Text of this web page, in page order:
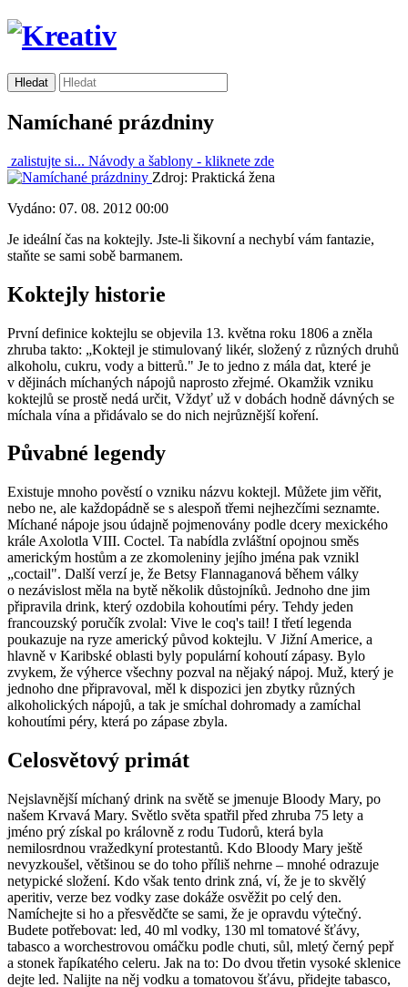
Namíchané prázdniny
zalistujte si... Návody a šablony - kliknete zde
Zdroj: Praktická žena
Vydáno: 07. 08. 2012 00:00
Je ideální čas na koktejly. Jste-li šikovní a nechybí vám fantazie,
staňte se sami sobě barmanem.
Koktejly historie
První definice koktejlu se objevila 13. května roku 1806 a zněla
zhruba takto: „Koktejl je stimulovaný likér, složený z různých druhů
alkoholu, cukru, vody a bitterů." Je to jedno z mála dat, které je
v dějinách míchaných nápojů naprosto zřejmé. Okamžik vzniku
koktejlů se prostě nedá určit, Vždyť už v dobách hodně dávných se
míchala vína a přidávalo se do nich nejrůznější koření.
Půvabné legendy
Existuje mnoho pověstí o vzniku názvu koktejl. Můžete jim věřit,
nebo ne, ale každopádně se s alespoň třemi nejhezčími seznamte.
Míchané nápoje jsou údajně pojmenovány podle dcery mexického
krále Axolotla VIII. Coctel. Ta nabídla zvláštní opojnou směs
americkým hostům a ze zkomoleniny jejího jména pak vznikl
„coctail". Další verzí je, že Betsy Flannaganová během války
o nezávislost měla na bytě několik důstojníků. Jednoho dne jim
připravila drink, který ozdobila kohoutími péry. Tehdy jeden
francouzský poručík zvolal: Vive le coq's tail! I třetí legenda
poukazuje na ryze americký původ koktejlu. V Jižní Americe, a
hlavně v Karibské oblasti byly populární kohoutí zápasy. Bylo
zvykem, že výherce všechny pozval na nějaký nápoj. Muž, který je
jednoho dne připravoval, měl k dispozici jen zbytky různých
alkoholických nápojů, a tak je smíchal dohromady a zamíchal
kohoutími péry, která po zápase zbyla.
Celosvětový primát
Nejslavnější míchaný drink na světě se jmenuje Bloody Mary, po
našem Krvavá Mary. Světlo světa spatřil před zhruba 75 lety a
jméno prý získal po královně z rodu Tudorů, která byla
nemilosrdnou vražedkyní protestantů. Kdo Bloody Mary ještě
nevyzkoušel, většinou se do toho příliš nehrne – mnohé odrazuje
netypické složení. Kdo však tento drink zná, ví, že je to skvělý
aperitiv, verze bez vodky zase dokáže osvěžit po celý den.
Namíchejte si ho a přesvědčte se sami, že je opravdu výtečný.
Budete potřebovat: led, 40 ml vodky, 130 ml tomatové šťávy,
tabasco a worchestrovou omáčku podle chuti, sůl, mletý černý pepř
a stonek řapíkatého celeru. Jak na to: Do dvou třetin vysoké sklenice
dejte led. Nalijte na něj vodku a tomatovou šťávu, přidejte tabasco,